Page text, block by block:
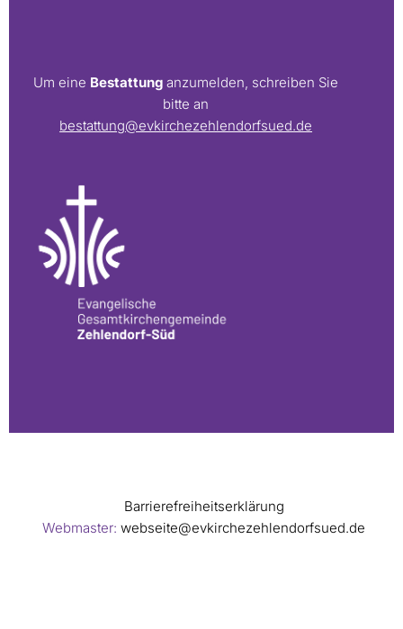
Um eine Bestattung anzumelden, schreiben Sie
bitte an
bestattung@evkirchezehlendorfsued.de
Barrierefreiheitserklärung
Webmaster: webseite@evkirchezehlendorfsued.de